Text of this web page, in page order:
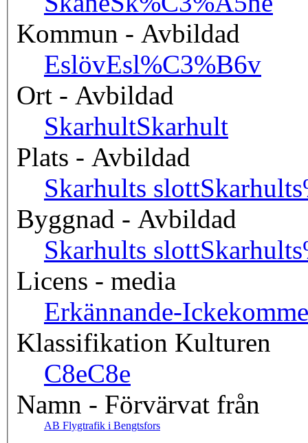
Kommun - Avbildad
EslövEsl%C3%B6v
Ort - Avbildad
SkarhultSkarhult
Plats - Avbildad
Skarhults slott
Byggnad - Avbildad
Skarhults slott
Licens - media
Erkännande-
Klassifikation Kulturen
C8eC8e
Namn - Förvärvat från
AB Flygtrafik i Bengtsfors